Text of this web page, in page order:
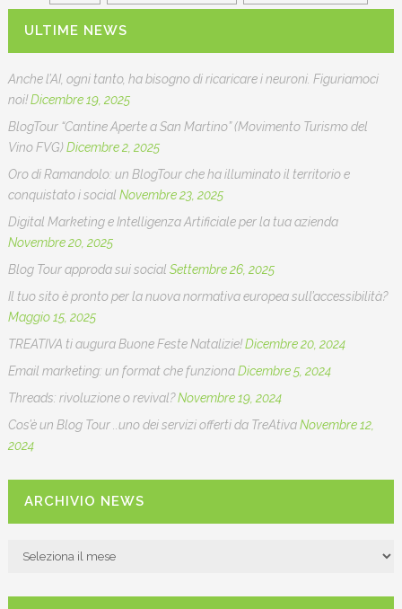
ULTIME NEWS
Anche l’AI, ogni tanto, ha bisogno di ricaricare i neuroni. Figuriamoci
noi!Dicembre 19, 2025
BlogTour “Cantine Aperte a San Martino” (Movimento Turismo del
Vino FVG)Dicembre 2, 2025
Oro di Ramandolo: un BlogTour che ha illuminato il territorio e
conquistato i social Novembre 23, 2025
Digital Marketing e Intelligenza Artificiale per la tua azienda
Novembre 20, 2025
Blog Tour approda sui social Settembre 26, 2025
Il tuo sito è pronto per la nuova normativa europea sull’accessibilità?
Maggio 15, 2025
TREATIVA ti augura Buone Feste Natalizie!Dicembre 20, 2024
Email marketing: un format che funzionaDicembre 5, 2024
Threads: rivoluzione o revival?Novembre 19, 2024
Cos’è un Blog Tour ..uno dei servizi offerti da TreAtivaNovembre 12,
2024
ARCHIVIO NEWS
ARCHIVIO